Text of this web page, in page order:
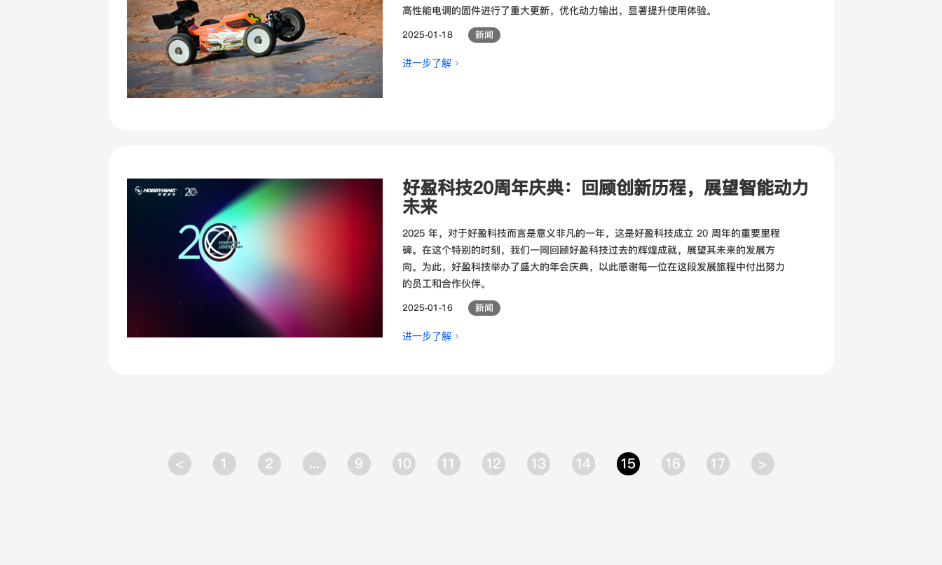
高性能电调的固件进行了重大更新，优化动力输出，显著提升使用体验。
2025-01-18 新闻
进一步了解 >
好盈科技20周年庆典：回顾创新历程，展望智能动力
未来
2025 年，对于好盈科技而言是意义非凡的一年，这是好盈科技成立 20 周年的重要里程
碑。在这个特别的时刻，我们一同回顾好盈科技过去的辉煌成就，展望其未来的发展方
向。为此，好盈科技举办了盛大的年会庆典，以此感谢每一位在这段发展旅程中付出努力
的员工和合作伙伴。
2025-01-16 新闻
进一步了解 >
< 1 2 ... 9 10 11 12 13 14 15 16 17 >